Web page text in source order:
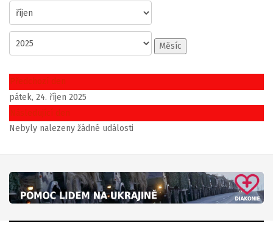
Měsíc
Předchozí den
pátek, 24. říjen 2025
Následující den
Nebyly nalezeny žádné události